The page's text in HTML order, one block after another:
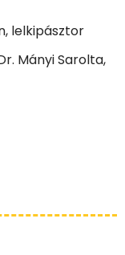
lelkipásztor
Mányi Sarolta,